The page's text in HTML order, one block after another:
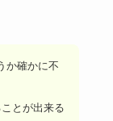
か確かに不
とが出来る